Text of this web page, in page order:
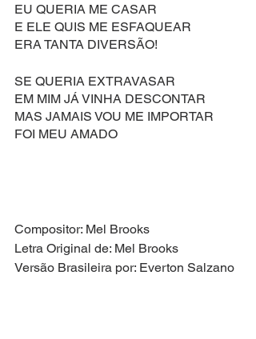
EU QUERIA ME CASAR
E ELE QUIS ME ESFAQUEAR
ERA TANTA DIVERSÃO!
SE QUERIA EXTRAVASAR
EM MIM JÁ VINHA DESCONTAR
MAS JAMAIS VOU ME IMPORTAR
FOI MEU AMADO
Compositor: Mel Brooks
Letra Original de: Mel Brooks
Versão Brasileira por: Everton Salzano